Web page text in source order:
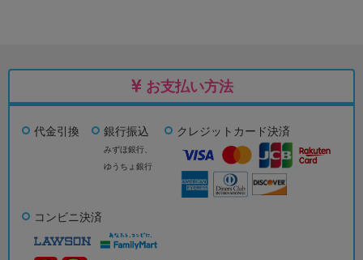
お支払い方法
代金引換 銀行振込
みずほ銀行、
ゆうちょ銀行
クレジットカード決済
コンビニ決済